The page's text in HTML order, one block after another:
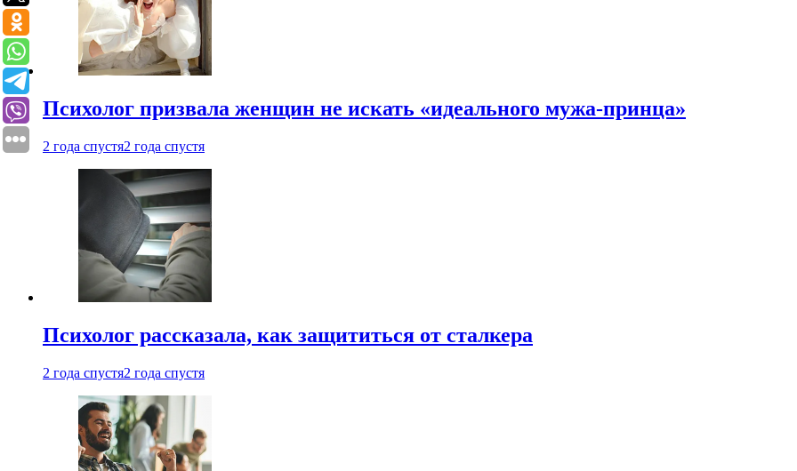
Психолог призвала женщин не искать «идеального мужа-принца»
2 года спустя2 года спустя
Психолог рассказала, как защититься от сталкера
2 года спустя2 года спустя